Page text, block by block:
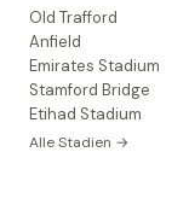
Old Trafford
Anfield
Emirates Stadium
Stamford Bridge
Etihad Stadium
Alle Stadien →